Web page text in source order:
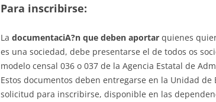
Para inscribirse:
La documentaciA?n que deben aportar quienes
es una sociedad, debe presentarse el de todos os
modelo censal 036 o 037 de la Agencia Estatal de
Estos documentos deben entregarse en la Unidad
solicitud para inscribirse, disponible en las